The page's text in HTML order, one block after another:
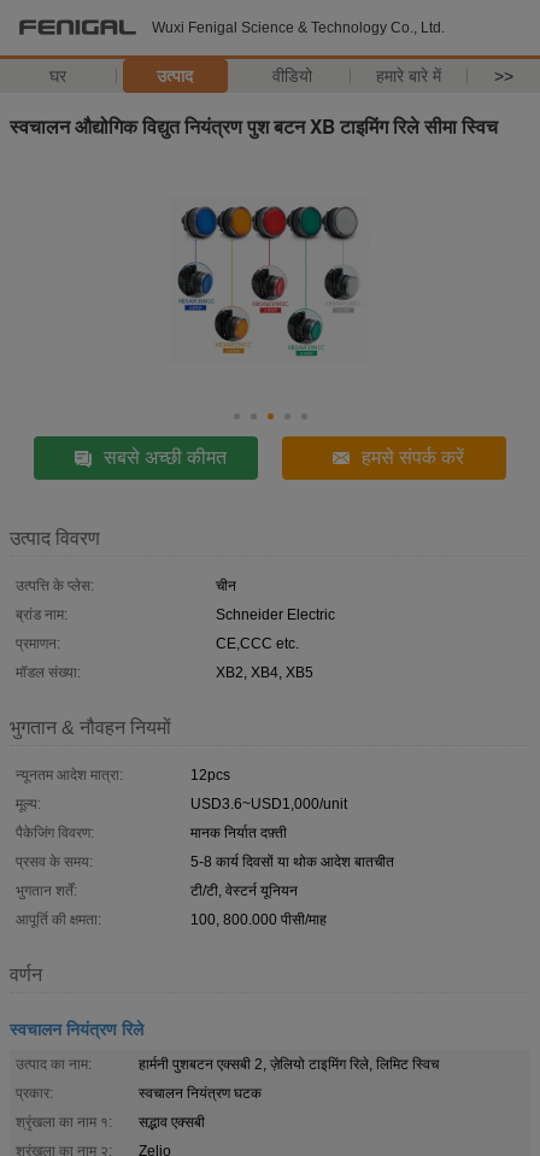
Wuxi Fenigal Science & Technology Co., Ltd.
घर उत्पाद वीडियो हमारे बारे में >>
स्वचालन औद्योगिक विद्युत नियंत्रण पुश बटन XB टाइमिंग रिले सीमा स्विच
सबसे अच्छी कीमत हमसे संपर्क करें
उत्पाद विवरण
उत्पत्ति के प्लेस:
चीन
ब्रांड नाम:
Schneider Electric
प्रमाणन:
CE,CCC etc.
मॉडल संख्या:
XB2, XB4, XB5
भुगतान & नौवहन नियमों
न्यूनतम आदेश मात्रा:
12pcs
मूल्य:
USD3.6~USD1,000/unit
पैकेजिंग विवरण:
मानक निर्यात दफ़्ती
प्रसव के समय:
5-8 कार्य दिवसों या थोक आदेश बातचीत
भुगतान शर्तें:
टी/टी, वेस्टर्न यूनियन
आपूर्ति की क्षमता:
100, 800.000 पीसी/माह
वर्णन
स्वचालन नियंत्रण रिले
उत्पाद का नाम:
हार्मनी पुशबटन एक्सबी 2, ज़ेलियो टाइमिंग रिले, लिमिट स्विच
प्रकार:
स्वचालन नियंत्रण घटक
श्रृंखला का नाम १:
सद्भाव एक्सबी
श्रृंखला का नाम २:
Zelio